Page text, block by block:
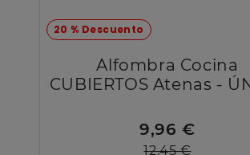
20 % Descuento
Alfombra Cocina
CUBIERTOS Atenas -
9,96 €
12,45 €